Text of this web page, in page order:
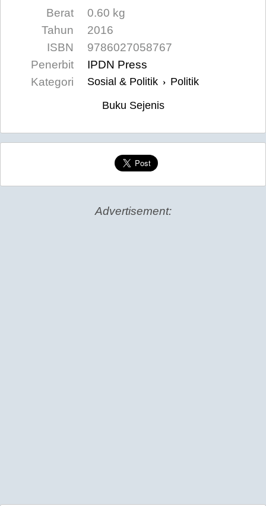
Berat
0.60 kg
Tahun
2016
ISBN
9786027058767
Penerbit
IPDN Press
Kategori
Sosial & Politik › Politik
Buku Sejenis
Advertisement: